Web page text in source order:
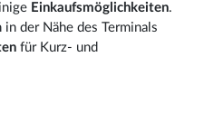
Einkaufsmöglichkeiten.
in der Nähe des Terminals
für Kurz- und